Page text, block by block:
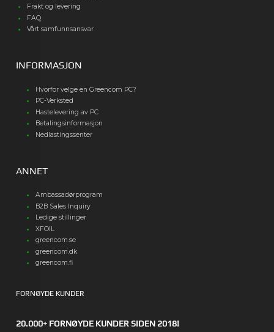
Frakt og levering
FAQ
Vårt samfunnsansvar
INFORMASJON
Hvorfor velge en Greencom PC?
PC-Verksted
Hastelevering av PC
Betalingsinformasjon
Nedlastingssenter
ANNET
Ambassadørprogram
B2B Sales Inquiry
Ledige stillinger
XFOIL
greencom.se
greencom.dk
greencom.fi
FORNØYDE KUNDER
20.000+ FORNØYDE KUNDER SIDEN 2018!